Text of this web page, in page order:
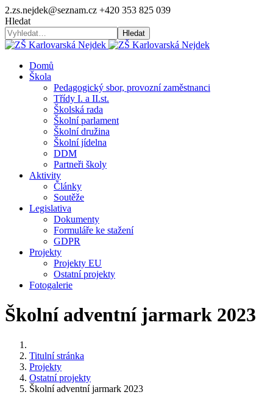
2.zs.nejdek@seznam.cz +420 353 825 039
Hledat
Hledat
Domů
Škola
Pedagogický sbor, provozní zaměstnanci
Třídy I. a II.st.
Školská rada
Školní parlament
Školní družina
Školní jídelna
DDM
Partneři školy
Aktivity
Články
Soutěže
Legislativa
Dokumenty
Formuláře ke stažení
GDPR
Projekty
Projekty EU
Ostatní projekty
Fotogalerie
Školní adventní jarmark 2023
Titulní stránka
Projekty
Ostatní projekty
Školní adventní jarmark 2023